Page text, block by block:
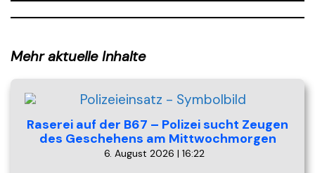
Mehr aktuelle Inhalte
Raserei auf der B67 – Polizei sucht Zeugen
des Geschehens am Mittwochmorgen
6. August 2026 | 16:22